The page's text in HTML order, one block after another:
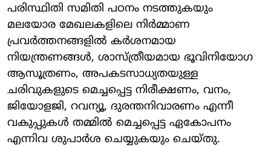
പരിസ്ഥിതി സമിതി പഠനം നടത്തുകയും
മലയോര മേഖലകളിലെ നിർമ്മാണ
പ്രവർത്തനങ്ങളിൽ കർശനമായ
നിയന്ത്രണങ്ങൾ, ശാസ്ത്രീയമായ ഭൂവിനിയോഗ
ആസൂത്രണം, അപകടസാധ്യതയുള്ള
ചരിവുകളുടെ മെച്ചപ്പെട്ട നിരീക്ഷണം, വനം,
ജിയോളജി, റവന്യൂ, ദുരന്തനിവാരണം എന്നീ
വകുപ്പുകൾ തമ്മിൽ മെച്ചപ്പെട്ട ഏകോപനം
എന്നിവ ശുപാർശ ചെയ്യുകയും ചെയ്തു.